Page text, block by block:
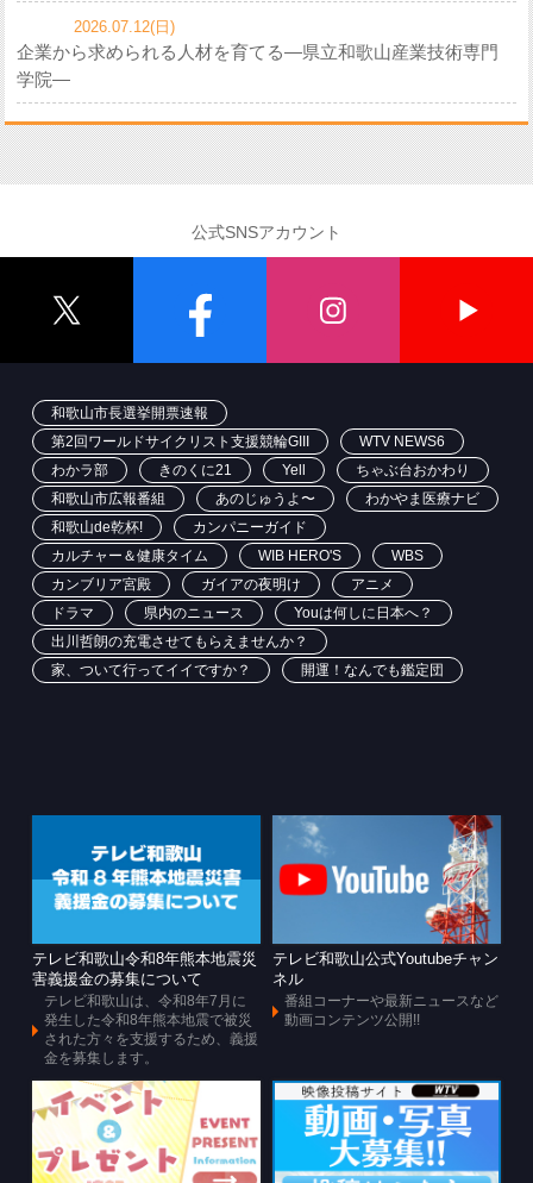
2026.07.12(日)
企業から求められる人材を育てる—県立和歌山産業技術専門
学院—
公式SNSアカウント
和歌山市長選挙開票速報
第2回ワールドサイクリスト支援競輪GIII
WTV NEWS6
わかラ部
きのくに21 Yell
ちゃぶ台おかわり
和歌山市広報番組
あのじゅうよ〜
わかやま医療ナビ
和歌山de乾杯!
カンパニーガイド
カルチャー＆健康タイム
WIB HERO'S
WBS
カンブリア宮殿
ガイアの夜明け
アニメ
ドラマ
県内のニュース
Youは何しに日本へ？
出川哲朗の充電させてもらえませんか？
家、ついて行ってイイですか？
開運！なんでも鑑定団
テレビ和歌山令和8年熊本地震災
害義援金の募集について
テレビ和歌山は、令和8年7月に
発生した令和8年熊本地震で被災
された方々を支援するため、義援
金を募集します。
テレビ和歌山公式Youtubeチャン
ネル
番組コーナーや最新ニュースなど
動画コンテンツ公開!!